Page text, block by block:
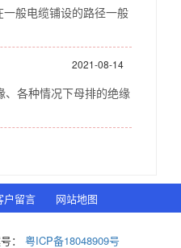
般电缆铺设的路径一般
2021-08-14
各种情况下母排的绝缘
户留言 网站地图
： 粤ICP备18048909号